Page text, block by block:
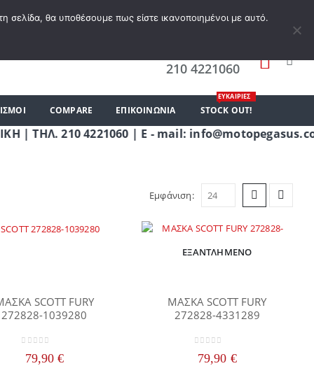
ΕΠΙΘΥΜΙΏΝ Ο ΛΟΓΑΡΙΑΣΜΌΣ ΜΟΥ ΚΑΛΆΘΙ ΑΓΟΡΏΝ ΣΎΝΔΕΣΗ
210 4221060
COMPARE ΕΠΙΚΟΙΝΩΝΊΑ STOCK OUT!
ΕΥΚΑΙΡΙΕΣ
| E - mail: info@motopegasus.com |
Εμφάνιση:
SCOTT FURY
272828-1039280
79,90€
ΕΞΑΝΤΛΗΜΈΝΟ
ΜΑΣΚΑ SCOTT FURY
272828-4331289
79,90 €
σελίδα, θα υποθέσουμε πως είστε ικανοποιημένοι με αυτό.